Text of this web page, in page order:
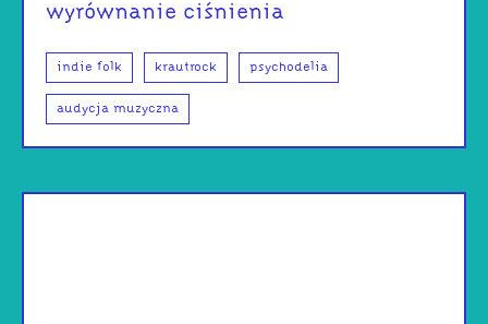
wyrównanie ciśnienia
indie folk krautrock psychodelia
audycja muzyczna